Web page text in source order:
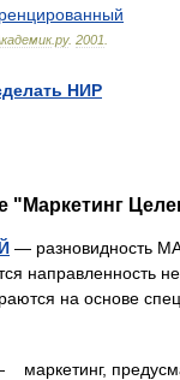
.ру. 2001
НИР
"Маркетинг
— разновидность
направленность
на основе